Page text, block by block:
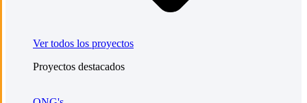
Ver todos los proyectos
Proyectos destacados